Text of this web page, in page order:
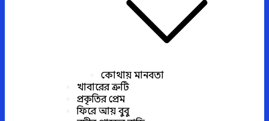
কোথায় মানবতা
খাবারের ত্রুটি
প্রকৃতির প্রেম
ফিরে আয় বুবু